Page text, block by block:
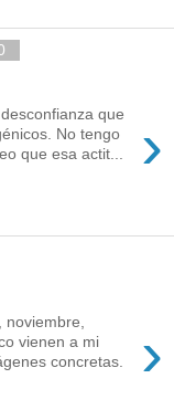
›
que
No tengo
que esa actit...
›
vienen a mi
concretas.